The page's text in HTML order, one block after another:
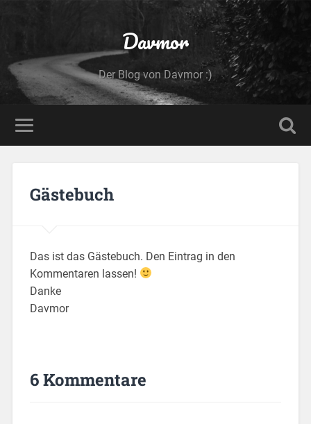
Davmor
Der Blog von Davmor :)
Gästebuch
Das ist das Gästebuch. Den Eintrag in den
Kommentaren lassen!
Danke
Davmor
6 Kommentare